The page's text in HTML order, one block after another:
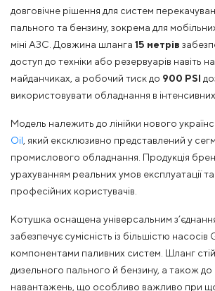
довговічне рішення для систем
пального та бензину, зокрема для
міні АЗС. Довжина шланга 15 метрів
доступ до техніки або резервуарів навіть
майданчиках, а робочий тиск до 900 PSI
використовувати обладнання в
Модель належить до лінійки нового
Oil , який ексклюзивно представлений у
промислового обладнання. Продукція
урахуванням реальних умов експлуатації
професійних користувачів.
Котушка оснащена універсальним
забезпечує сумісність із більшістю
компонентами паливних систем. Шланг
дизельного пального й бензину, а також до
навантажень, що особливо важливо при